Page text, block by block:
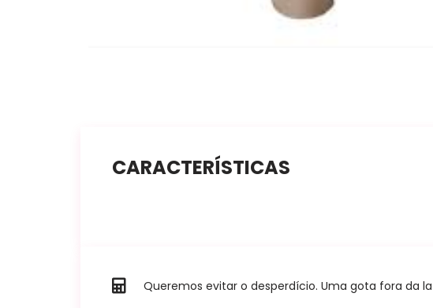
CARACTERÍSTICAS
Queremos evitar o desperdício. Uma gota fora da